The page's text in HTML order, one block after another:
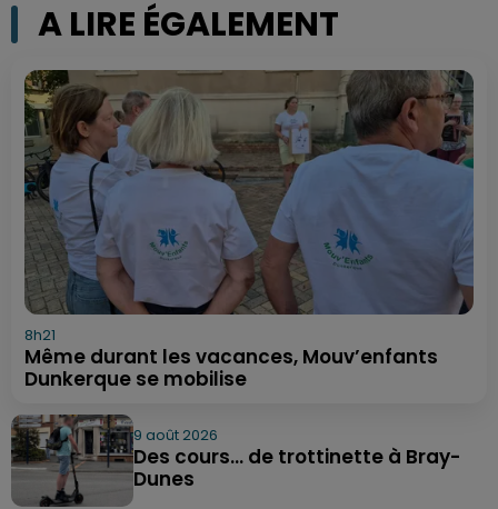
A LIRE ÉGALEMENT
8h21
Même durant les vacances, Mouv’enfants
Dunkerque se mobilise
9 août 2026
Des cours... de trottinette à Bray-
Dunes